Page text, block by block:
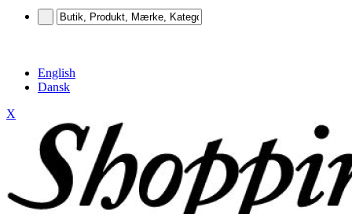
English
Dansk
X